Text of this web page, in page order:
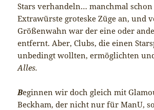
Stars verhandeln… manchmal
Extrawürste groteske Züge an, und
Größenwahn war der eine oder
entfernt. Aber, Clubs, die einen
unbedingt wollten, ermöglichten
Alles.
Beginnen wir doch gleich mit
Beckham, der nicht nur für ManU,